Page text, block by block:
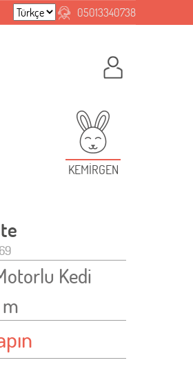
05013340738
KEMİRGEN
Kedi